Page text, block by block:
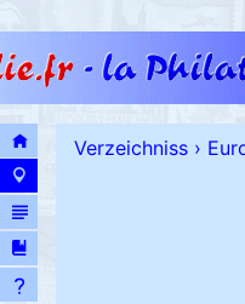
Verzeichniss ›